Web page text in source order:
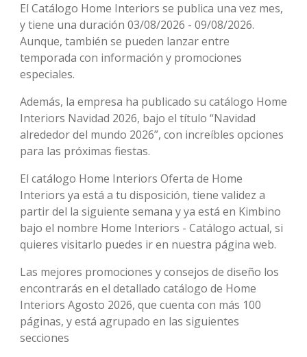
El Catálogo Home Interiors se publica una vez mes,
y tiene una duración 03/08/2026 - 09/08/2026.
Aunque, también se pueden lanzar entre
temporada con información y promociones
especiales.
Además, la empresa ha publicado su catálogo Home
Interiors Navidad 2026, bajo el título “Navidad
alrededor del mundo 2026”, con increíbles opciones
para las próximas fiestas.
El catálogo Home Interiors Oferta de Home
Interiors ya está a tu disposición, tiene validez a
partir del la siguiente semana y ya está en Kimbino
bajo el nombre Home Interiors - Catálogo actual, si
quieres visitarlo puedes ir en nuestra página web.
Las mejores promociones y consejos de diseño los
encontrarás en el detallado catálogo de Home
Interiors Agosto 2026, que cuenta con más 100
páginas, y está agrupado en las siguientes
secciones